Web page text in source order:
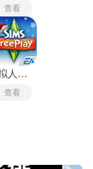
查看
模拟人生4畅玩版
查看